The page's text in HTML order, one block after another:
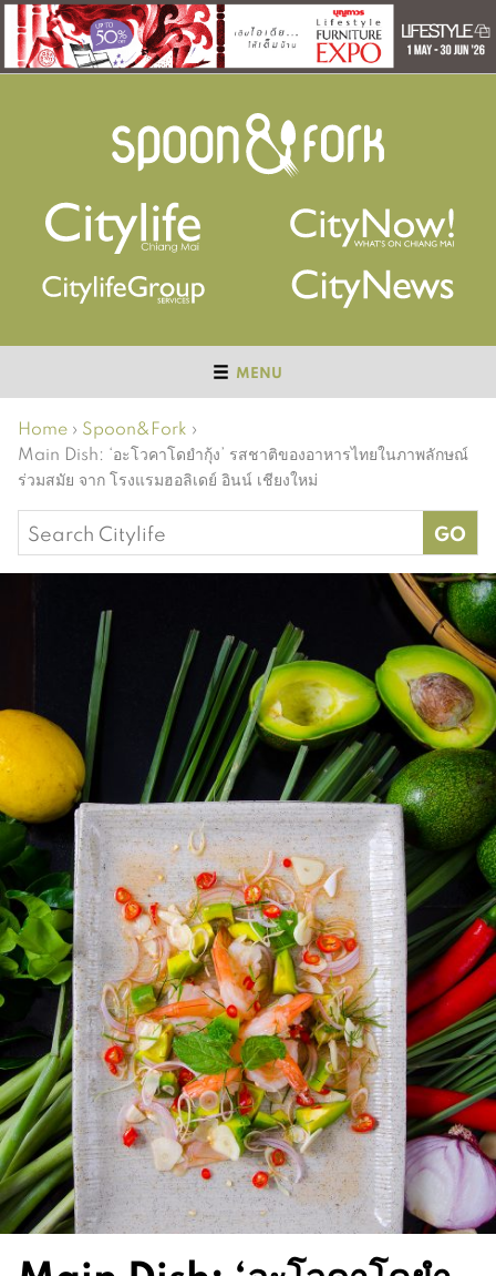
MENU
Home › Spoon&Fork ›
Main Dish: ‘อะโวคาโดยำกุ้ง’ รสชาติของอาหารไทยในภาพลักษณ์
ร่วมสมัย จาก โรงแรมฮอลิเดย์ อินน์ เชียงใหม่
Search
for: